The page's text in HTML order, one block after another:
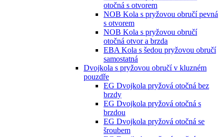
otočná s otvorem
NOB Kola s pryžovou obručí pevná
s otvorem
NOB Kola s pryžovou obručí
otočná otvor a brzda
EBA Kola s šedou pryžovou obručí
samostatná
Dvojkola s pryžovou obručí v kluzném
pouzdře
EG Dvojkola pryžová otočná bez
brzdy
EG Dvojkola pryžová otočná s
brzdou
EG Dvojkola pryžová otočná se
šroubem